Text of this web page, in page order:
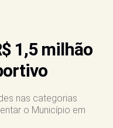
1,5 milhão
nas categorias
o Município em